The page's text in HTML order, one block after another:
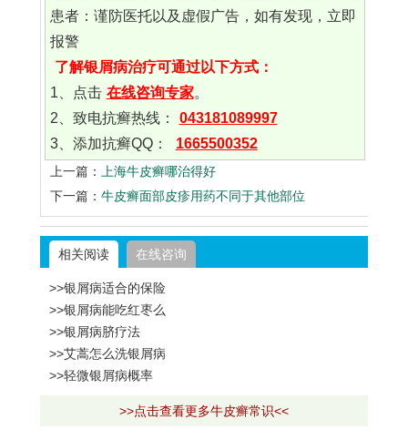
患者：谨防医托以及虚假广告，如有发现，立即
报警
了解银屑病治疗可通过以下方式：
1、点击 在线咨询专家。
2、致电抗癣热线：
043181089997
3、添加抗癣QQ：
1665500352
上一篇：
上海牛皮癣哪治得好
下一篇： 牛皮癣面部皮疹用药不同于其他部位
相关阅读 在线咨询
>>银屑病适合的保险
>>银屑病能吃红枣么
>>银屑病脐疗法
>>艾蒿怎么洗银屑病
>>轻微银屑病概率
>>点击查看更多牛皮癣常识<<